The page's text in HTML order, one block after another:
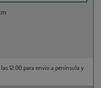
12:00 para envío a península y